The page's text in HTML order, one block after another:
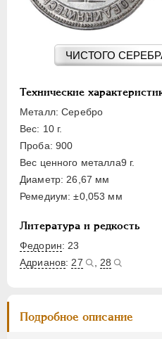
ЧИСТОГО
Технические
Металл: Серебро
Вес: 10 г.
Проба: 900
Вес ценного металла9 г.
Диаметр: 26,67 мм
Ремедиум: ±0,053 мм
Литература и редкость
Федорин: 23
Адрианов: 27 28
Подробное описание
1 РУБЛЬ
10 РУБЛЕЙ
ЧЕРВОНЕЦ